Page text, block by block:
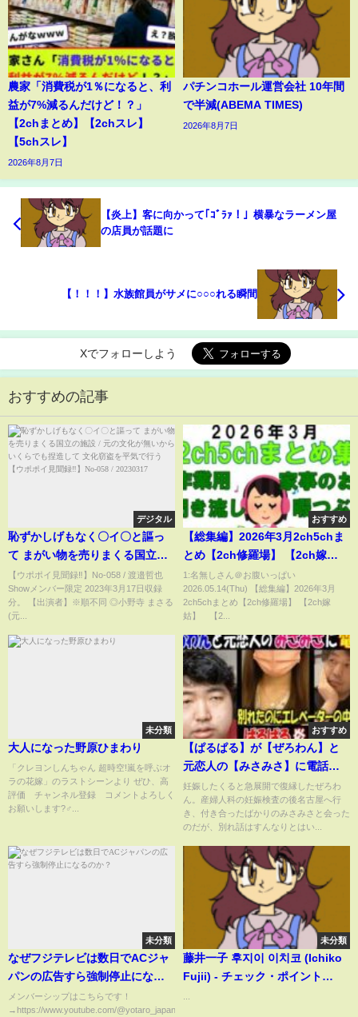
農家「消費税が1％になると、利
益が7%減るんだけど！？」
【2chまとめ】【2chスレ】
【5chスレ】
2026年8月7日
パチンコホール運営会社 10年間
で半減(ABEMA TIMES)
2026年8月7日
【炎上】客に向かって｢ｺﾞﾗｧ！」横暴なラーメン屋
の店員が話題に
【！！！】水族館員がサメに○○○れる瞬間
Xでフォローしよう
おすすめの記事
デジタル
恥ずかしげもなく〇イ〇と謳っ
て まがい物を売りまくる国立の
施設 / 元の文化が無いから いく
らでも捏造して 文化窃盗を平気
で行う 【ウポポイ見聞録‼】No-
【ウポポイ見聞録‼】No-058 / 渡邉哲也
Showメンバー限定 2023年3月17日収録
分。 【出演者】※順不同 ◎小野寺 まさる
(元...
おすすめ
【総集編】2026年3月2ch5chま
とめ【2ch修羅場】 【2ch嫁
姑】 【2ch衝撃】 【2ch家
族】2chまとめ 5ch【作業用】
【2chエネ夫】 【2chその神経
1:名無しさん＠お腹いっぱい
2026.05.14(Thu) 【総集編】2026年3月
2ch5chまとめ【2ch修羅場】 【2ch嫁
姑】 【2...
未分類
大人になった野原ひまわり
「クレヨンしんちゃん 超時空!嵐を呼ぶオ
ラの花嫁」のラストシーンより ぜひ、高
評価 チャンネル登録 コメントよろしく
お願いします?‍♂️...
おすすめ
【ぱるぱる】が【ぜろわん】と
元恋人の【みさみさ】に電話、
別れたのにエレベーターの中
で…【炎上ニュース】
妊娠したくると急展開で復縁したぜろわ
ん。産婦人科の妊娠検査の後名古屋へ行
き、付き合ったばかりのみさみさと会った
のだが、別れ話はすんなりとはい...
未分類
なぜフジテレビは数日でACジャ
パンの広告すら強制停止になる
のか？
メンバーシップはこちらです！
→https://www.youtube.com/@yotaro_japantravel/join
未分類
藤井一子 후지이 이치코 (Ichiko
Fujii) - チェック・ポイント